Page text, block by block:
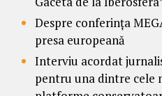
Despre conferința
presa europeană
Interviu acordat
pentru una dintre cele